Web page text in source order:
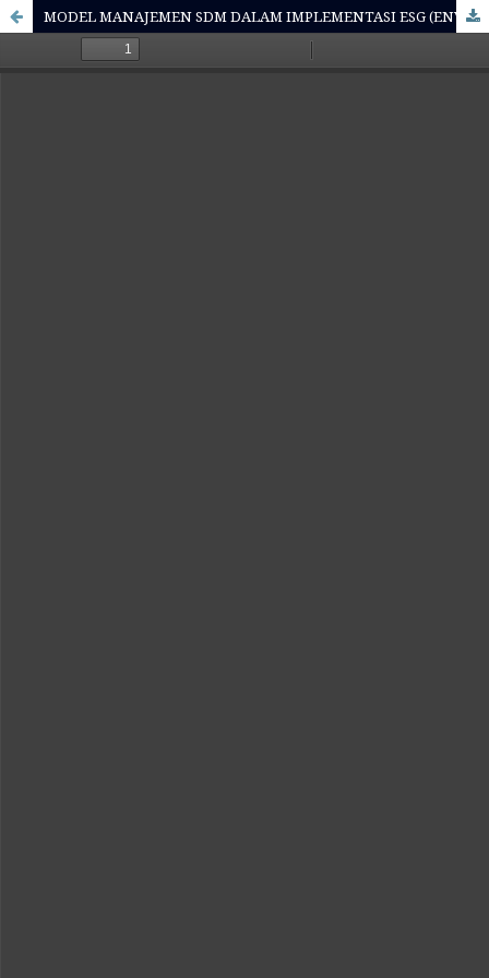
MODEL MANAJEMEN SDM DALAM IMPLEMENTASI ESG (ENVIRONMENTAL, SOCIAL, GOVERNANCE) DI PERUSAHAAN INDONESIA